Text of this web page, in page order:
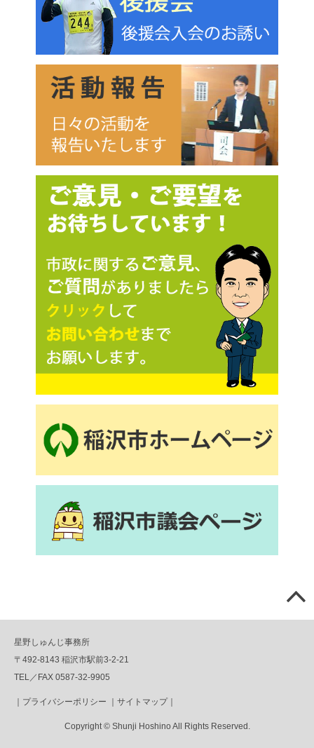
星野しゅんじ事務所
〒492-8143 稲沢市駅前3-2-21
TEL／FAX 0587-32-9905
プライバシーポリシー サイトマップ｜
Copyright © Shunji Hoshino All Rights Reserved.